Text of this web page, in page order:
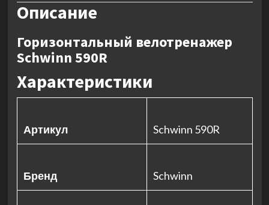
Описание
Горизонтальный велотренажер
Schwinn 590R
Характеристики
Артикул Schwinn 590R
Бренд Schwinn